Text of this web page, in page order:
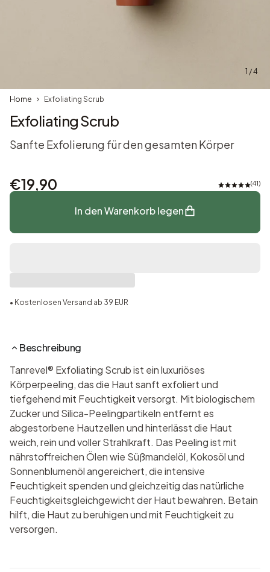
1 / 4
Home Exfoliating Scrub
Exfoliating Scrub
Sanfte Exfolierung für den gesamten Körper
Beschreibung
Tanrevel® Exfoliating Scrub ist ein luxuriöses
Körperpeeling, das die Haut sanft exfoliert und
tiefgehend mit Feuchtigkeit versorgt. Mit biologischem
Zucker und Silica-Peelingpartikeln entfernt es
abgestorbene Hautzellen und hinterlässt die Haut
weich, rein und voller Strahlkraft. Das Peeling ist mit
nährstoffreichen Ölen wie Süßmandelöl, Kokosöl und
Sonnenblumenöl angereichert, die intensive
Feuchtigkeit spenden und gleichzeitig das natürliche
Feuchtigkeitsgleichgewicht der Haut bewahren. Betain
hilft, die Haut zu beruhigen und mit Feuchtigkeit zu
versorgen.
€19,90 41
In den Warenkorb legen
• Kostenlosen Versand ab 39 EUR